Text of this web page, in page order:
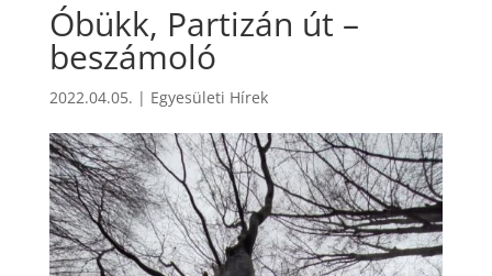
Óbükk, Partizán út –
beszámoló
2022.04.05. | Egyesületi Hírek